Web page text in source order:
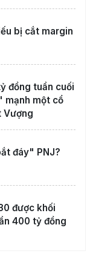
bị cắt margin
đồng tuần cuối
mạnh một cổ
Vượng
đáy" PNJ?
được khối
400 tỷ đồng